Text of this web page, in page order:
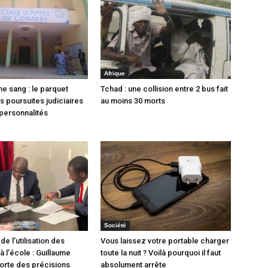
sang : le parquet
poursuites judiciaires
Afrique
Tchad : une collision entre 2 bus fait
au moins 30 morts
l’utilisation des
l’école : Guillaume
des précisions
Société
Vous laissez votre portable charger
toute la nuit ? Voilà pourquoi il faut
absolument arrête